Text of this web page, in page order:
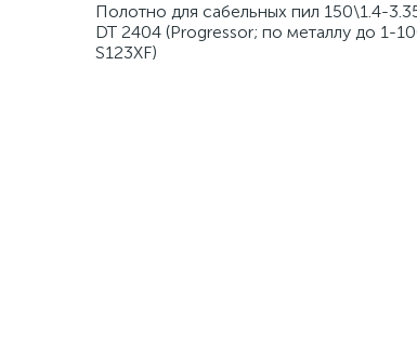
Полотно для сабельных пил 150\1.4-
DT 2404 (Progressor; по металлу до 1-
S123XF)